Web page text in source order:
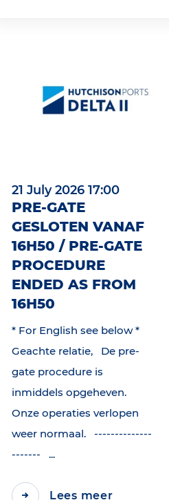
21 July 2026 17:00
PRE-GATE
GESLOTEN VANAF
16H50 / PRE-GATE
PROCEDURE
ENDED AS FROM
16H50
* For English see below *
Geachte relatie, De pre-
gate procedure is
inmiddels opgeheven.
Onze operaties verlopen
weer normaal. --------------
------- ...
Lees meer